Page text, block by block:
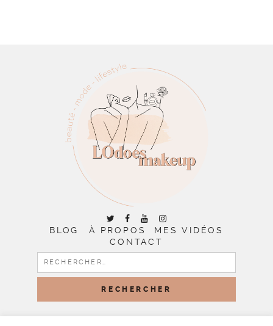
BLOG À PROPOS
MES VIDÉOS
CONTACT
RECHERCHER :